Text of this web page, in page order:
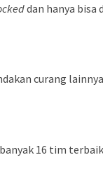
dan hanya
curang
16 tim